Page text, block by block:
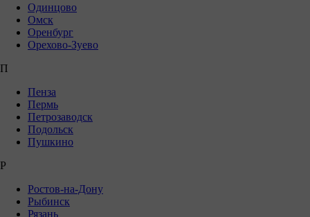
Одинцово
Омск
Оренбург
Орехово-Зуево
П
Пенза
Пермь
Петрозаводск
Подольск
Пушкино
Р
Ростов-на-Дону
Рыбинск
Рязань